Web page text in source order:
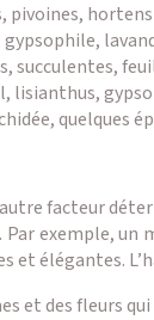
pivoines,
gypsophile,
succulentes,
lisianthus,
quelques
facteur
exemple,
et élégantes.
et des fleurs